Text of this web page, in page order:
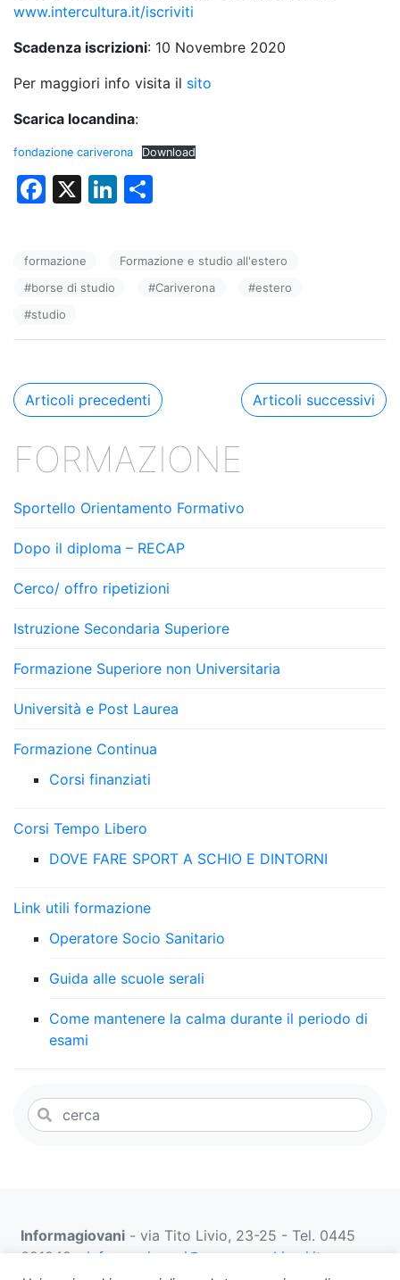
www.intercultura.it/iscriviti
Scadenza iscrizioni: 10 Novembre 2020
Per maggiori info visita il sito
Scarica locandina:
fondazione cariverona Download
F
e
b
o
k
X
Li
e
n
di
vi
di
formazione
Formazione e studio all'estero
#borse di studio #Cariverona #estero
#studio
Navigazione
Articoli precedenti Articoli successivi
FORMAZIONE
Sportello Orientamento Formativo
Dopo il diploma – RECAP
Cerco/ offro ripetizioni
Istruzione Secondaria Superiore
Formazione Superiore non Universitaria
Università e Post Laurea
Formazione Continua
Corsi finanziati
Corsi Tempo Libero
DOVE FARE SPORT A SCHIO E DINTORNI
Link utili formazione
Operatore Socio Sanitario
Guida alle scuole serali
Come mantenere la calma durante il periodo di
esami
Informagiovani - via Tito Livio, 23-25 - Tel. 0445
691249 - informagiovani@comune.schio.vi.it